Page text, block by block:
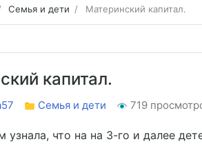
Семья и дети Материнский капитал.
капитал.
Семья и дети 719
узнала, что на на 3-го и далее